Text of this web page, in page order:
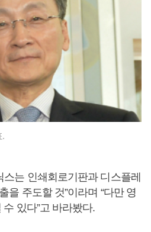
.
스는 인쇄회로기판과 디스플레
을 주도할 것”이라며 “다만 영
있다”고 바라봤다.